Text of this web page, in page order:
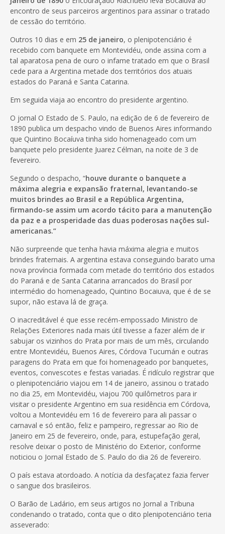
encontro de seus parceiros argentinos para assinar o tratado
de cessão do território.
Outros 10 dias e em 25 de janeiro, o plenipotenciário é
recebido com banquete em Montevidéu, onde assina com a
tal aparatosa pena de ouro o infame tratado em que o Brasil
cede para a Argentina metade dos territórios dos atuais
estados do Paraná e Santa Catarina.
Em seguida viaja ao encontro do presidente argentino.
O jornal O Estado de S. Paulo, na edição de 6 de fevereiro de
1890 publica um despacho vindo de Buenos Aires informando
que Quintino Bocaíuva tinha sido homenageado com um
banquete pelo presidente Juarez Célman, na noite de 3 de
fevereiro.
Segundo o despacho, “houve durante o banquete a
máxima alegria e expansão fraternal, levantando-se
muitos brindes ao Brasil e a República Argentina,
firmando-se assim um acordo tácito para a manutenção
da paz e a prosperidade das duas poderosas nações sul-
americanas.”
Não surpreende que tenha havia máxima alegria e muitos
brindes fraternais. A argentina estava conseguindo barato uma
nova província formada com metade do território dos estados
do Paraná e de Santa Catarina arrancados do Brasil por
intermédio do homenageado, Quintino Bocaiuva, que é de se
supor, não estava lá de graça.
O inacreditável é que esse recém-empossado Ministro de
Relações Exteriores nada mais útil tivesse a fazer além de ir
sabujar os vizinhos do Prata por mais de um mês, circulando
entre Montevidéu, Buenos Aires, Córdova Tucumán e outras
paragens do Prata em que foi homenageado por banquetes,
eventos, convescotes e festas variadas. É ridículo registrar que
o plenipotenciário viajou em 14 de janeiro, assinou o tratado
no dia 25, em Montevidéu, viajou 700 quilômetros para ir
visitar o presidente Argentino em sua residência em Córdova,
voltou a Montevidéu em 16 de fevereiro para ali passar o
carnaval e só então, feliz e pampeiro, regressar ao Rio de
Janeiro em 25 de fevereiro, onde, para, estupefação geral,
resolve deixar o posto de Ministério do Exterior, conforme
noticiou o Jornal Estado de S. Paulo do dia 26 de fevereiro.
O país estava atordoado. A notícia da desfaçatez fazia ferver
o sangue dos brasileiros.
O Barão de Ladário, em seus artigos no Jornal a Tribuna
condenando o tratado, conta que o dito plenipotenciário teria
asseverado: